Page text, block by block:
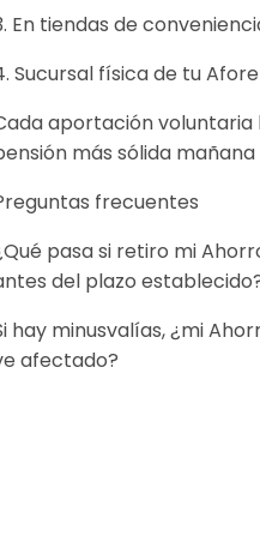
En tiendas de
Sucursal física de tu Afore
aportación voluntaria
más sólida mañana
frecuentes
pasa si retiro mi
del plazo
hay minusvalías, ¿mi
afectado?